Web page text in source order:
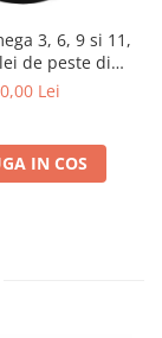
3, 6, 9 si 11,
de peste din
(certificat
Lei
IN COS